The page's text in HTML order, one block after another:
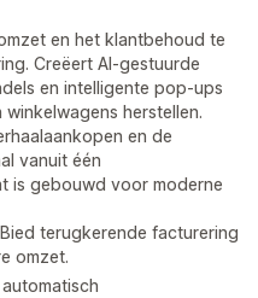
en het klantbehoud te
Creëert AI-gestuurde
en intelligente pop-ups
herstellen.
en de
vanuit één
is gebouwd voor moderne
terugkerende facturering
omzet.